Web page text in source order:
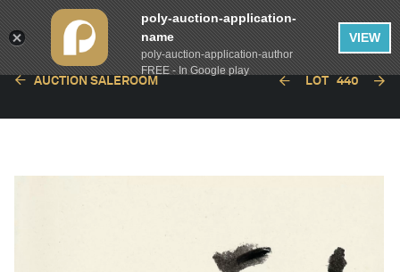
AUCTION SALEROOM LOT 440
poly-auction-application-
name
poly-auction-application-author
FREE - In Google play
VIEW